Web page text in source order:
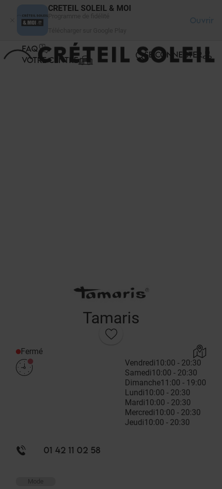
CRETEIL SOLEIL & MOI
Ouvrir
FAQ
VOTRE CENTRE
SE CONNECTER
Tamaris
Fermé
Vendredi10:00 - 20:30
Samedi10:00 - 20:30
Dimanche11:00 - 19:00
Lundi10:00 - 20:30
Mardi10:00 - 20:30
Mercredi10:00 - 20:30
Jeudi10:00 - 20:30
01 42 11 02 58
Mode
Panneau de gestion des cookies